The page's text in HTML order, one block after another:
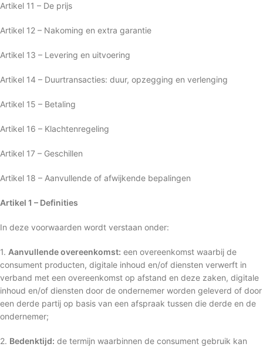
Artikel 11 – De prijs
Artikel 12 – Nakoming en extra garantie
Artikel 13 – Levering en uitvoering
Artikel 14 – Duurtransacties: duur, opzegging en verlenging
Artikel 15 – Betaling
Artikel 16 – Klachtenregeling
Artikel 17 – Geschillen
Artikel 18 – Aanvullende of afwijkende bepalingen
Artikel 1 – Definities
In deze voorwaarden wordt verstaan onder:
1. Aanvullende overeenkomst: een overeenkomst waarbij de
consument producten, digitale inhoud en/of diensten verwerft in
verband met een overeenkomst op afstand en deze zaken, digitale
inhoud en/of diensten door de ondernemer worden geleverd of door
een derde partij op basis van een afspraak tussen die derde en de
ondernemer;
2. Bedenktijd: de termijn waarbinnen de consument gebruik kan